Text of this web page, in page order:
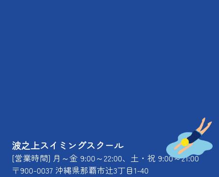
波之上スイミングスクール
[営業時間] 月～金 9:00～22:00、土・祝 9:00～21:00
〒900-0037 沖縄県那覇市辻3丁目1-40